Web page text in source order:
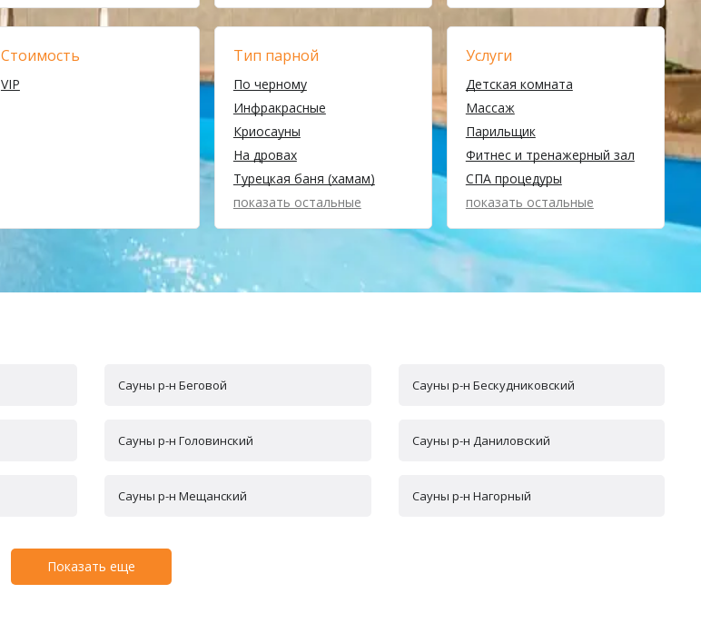
Стоимость
VIP
Тип парной
По черному
Инфракрасные
Криосауны
На дровах
Турецкая баня (хамам)
показать остальные
Услуги
Детская комната
Массаж
Парильщик
Фитнес и тренажерный зал
СПА процедуры
показать остальные
Сауны р-н Беговой Сауны р-н Бескудниковский
Сауны р-н Головинский Сауны р-н Даниловский
Сауны р-н Мещанский Сауны р-н Нагорный
Показать еще